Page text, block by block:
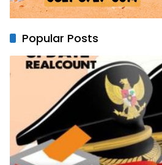
Popular Posts